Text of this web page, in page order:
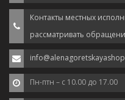
Контакты местных
рассматривать
Пн-птн – с 10.00 до 17.00